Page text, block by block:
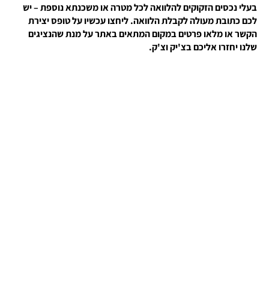
בעלי נכסים הזקוקים להלוואה לכל מטרה או משכנתא נוספת – יש
לכם כתובת מעולה לקבלת הלוואה. ליחצו עכשיו על טופס יצירת
הקשר או מלאו פרטים במקום המתאים באתר על מנת שהנציגים
שלנו יחזרו אליכם בצ'יק וצ'ק.